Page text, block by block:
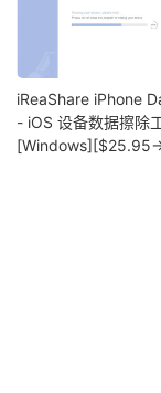
iReaShare iPhone
- iOS 设备数据擦除